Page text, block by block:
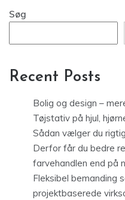
Søg
Recent Posts
Bolig og design –
Tøjstativ på hjul,
Sådan vælger du
Derfor får du bedre
farvehandlen end på
Fleksibel bemanding
projektbaserede